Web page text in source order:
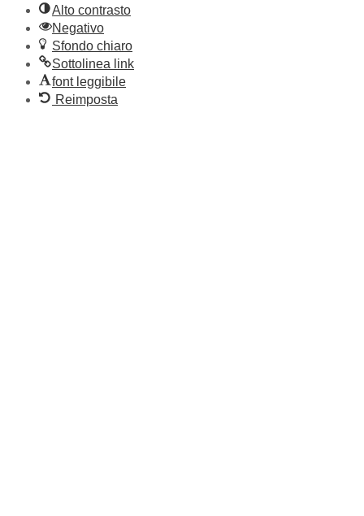
Alto contrasto
Negativo
Sfondo chiaro
Sottolinea link
font leggibile
Reimposta